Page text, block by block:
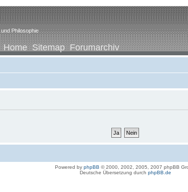
Philosophie
Home Sitemap Forumarchiv
Powered by phpBB © 2000, 2002, 2005, 2007 phpBB
Deutsche Übersetzung durch phpBB.de